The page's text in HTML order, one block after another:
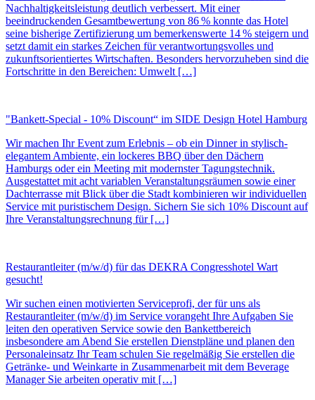
Nachhaltigkeitsleistung deutlich verbessert. Mit einer
beeindruckenden Gesamtbewertung von 86 % konnte das Hotel
seine bisherige Zertifizierung um bemerkenswerte 14 % steigern und
setzt damit ein starkes Zeichen für verantwortungsvolles und
zukunftsorientiertes Wirtschaften. Besonders hervorzuheben sind die
Fortschritte in den Bereichen: Umwelt […]
"Bankett-Special - 10% Discount“ im SIDE Design Hotel Hamburg
Wir machen Ihr Event zum Erlebnis – ob ein Dinner in stylisch-
elegantem Ambiente, ein lockeres BBQ über den Dächern
Hamburgs oder ein Meeting mit modernster Tagungstechnik.
Ausgestattet mit acht variablen Veranstaltungsräumen sowie einer
Dachterrasse mit Blick über die Stadt kombinieren wir individuellen
Service mit puristischem Design. Sichern Sie sich 10% Discount auf
Ihre Veranstaltungsrechnung für […]
Restaurantleiter (m/w/d) für das DEKRA Congresshotel Wart
gesucht!
Wir suchen einen motivierten Serviceprofi, der für uns als
Restaurantleiter (m/w/d) im Service vorangeht Ihre Aufgaben Sie
leiten den operativen Service sowie den Bankettbereich
insbesondere am Abend Sie erstellen Dienstpläne und planen den
Personaleinsatz Ihr Team schulen Sie regelmäßig Sie erstellen die
Getränke- und Weinkarte in Zusammenarbeit mit dem Beverage
Manager Sie arbeiten operativ mit […]